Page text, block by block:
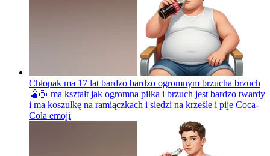
Chłopak ma 17 lat bardzo bardzo ogromnym brzucha brzuch
🫄🏼 ma kształt jak ogromna piłka i brzuch jest bardzo twardy
i ma koszulkę na ramiączkach i siedzi na krześle i pije Coca-
Cola emoji